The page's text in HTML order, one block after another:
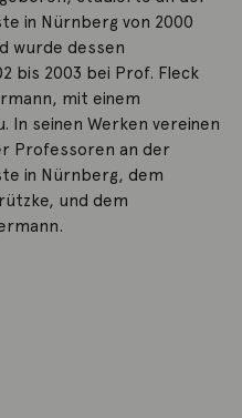
in Nürnberg von 2000
wurde dessen
bis 2003 bei Prof. Fleck
mit einem
In seinen Werken vereinen
Professoren an der
in Nürnberg, dem
und dem